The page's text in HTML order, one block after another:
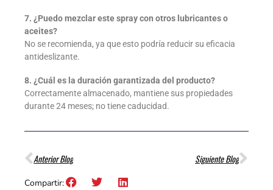
7. ¿Puedo mezclar este spray con otros lubricantes o
aceites?
No se recomienda, ya que esto podría reducir su eficacia
antideslizante.
8. ¿Cuál es la duración garantizada del producto?
Correctamente almacenado, mantiene sus propiedades
durante 24 meses; no tiene caducidad.
Anterior Blog Siguiente Blog
Compartir: